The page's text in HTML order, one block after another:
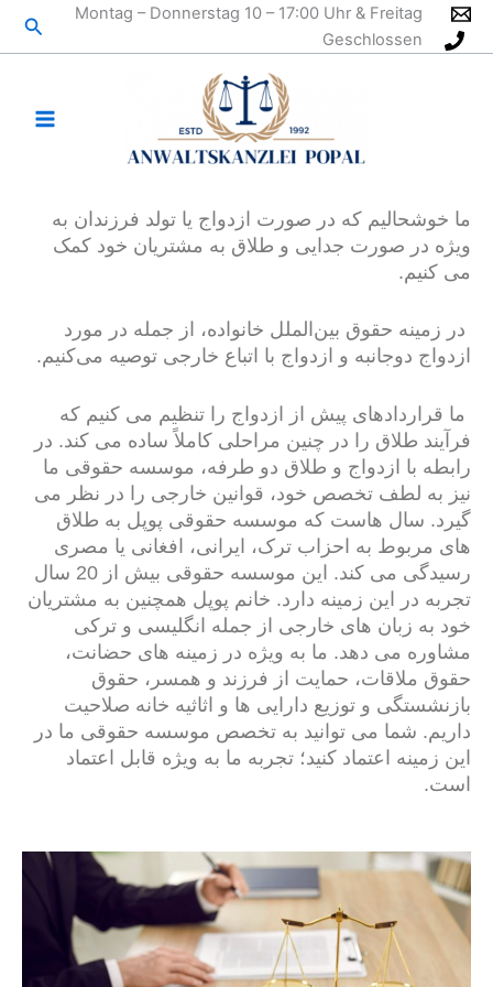
پرش
Montag – Donnerstag 10 – 17:00 Uhr & Freitag
Geschlossen
ما خوشحالیم که در صورت ازدواج یا تولد فرزندان به
ویژه در صورت جدایی و طلاق به مشتریان خود کمک
می کنیم.
در زمینه حقوق بین‌الملل خانواده، از جمله در مورد
ازدواج دوجانبه و ازدواج با اتباع خارجی توصیه می‌کنیم.
ما قراردادهای پیش از ازدواج را تنظیم می کنیم که
فرآیند طلاق را در چنین مراحلی کاملاً ساده می کند. در
رابطه با ازدواج و طلاق دو طرفه، موسسه حقوقی ما
نیز به لطف تخصص خود، قوانین خارجی را در نظر می
گیرد. سال هاست که موسسه حقوقی پوپل به طلاق
های مربوط به احزاب ترک، ایرانی، افغانی یا مصری
رسیدگی می کند. این موسسه حقوقی بیش از 20 سال
تجربه در این زمینه دارد. خانم پوپل همچنین به مشتریان
خود به زبان های خارجی از جمله انگلیسی و ترکی
مشاوره می دهد. ما به ویژه در زمینه های حضانت،
حقوق ملاقات، حمایت از فرزند و همسر، حقوق
بازنشستگی و توزیع دارایی ها و اثاثیه خانه صلاحیت
داریم. شما می توانید به تخصص موسسه حقوقی ما در
این زمینه اعتماد کنید؛ تجربه ما به ویژه قابل اعتماد
است.